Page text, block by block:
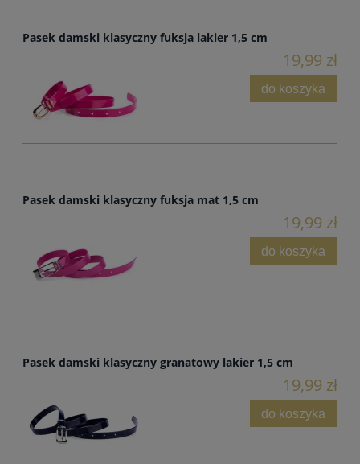
Pasek damski klasyczny fuksja lakier 1,5 cm
19,99 zł
do koszyka
Pasek damski klasyczny fuksja mat 1,5 cm
19,99 zł
do koszyka
Pasek damski klasyczny granatowy lakier 1,5 cm
19,99 zł
do koszyka